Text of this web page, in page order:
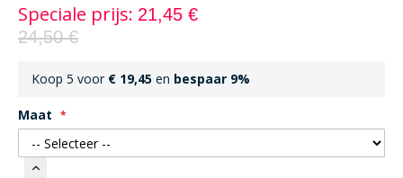
Speciale prijs 21,45 €
24,50 €
Koop 5 voor € 19,45 en bespaar 9%
Maat